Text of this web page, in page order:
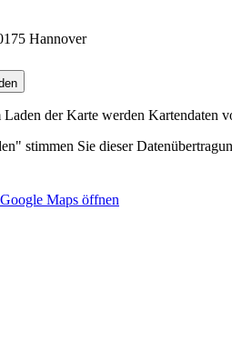
Hannover
Laden der Karte werden Kartendaten
stimmen Sie dieser
Google Maps öffnen